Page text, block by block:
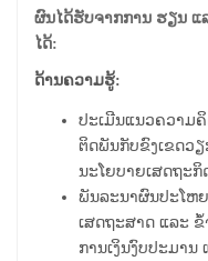
ຜົນໄດ້ຮັບຈາກການ ຮຽນ ແ
ໄດ້:
ດ້ານຄວາມຮູ້:
ປະເມີນແນວຄວາມ
ຕິດພັນກັບຂົງເຂດວຽ
ນະໂຍບາຍເສດຖະກິ
ພັນລະນາຜົນປະໂຫ
ເສດຖະສາດ ແລະ
ການເງິນງົບປະມານ